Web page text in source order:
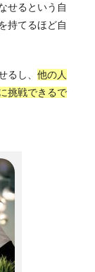
せるという自
持てるほど自
るし、 他の人
挑戦できるで